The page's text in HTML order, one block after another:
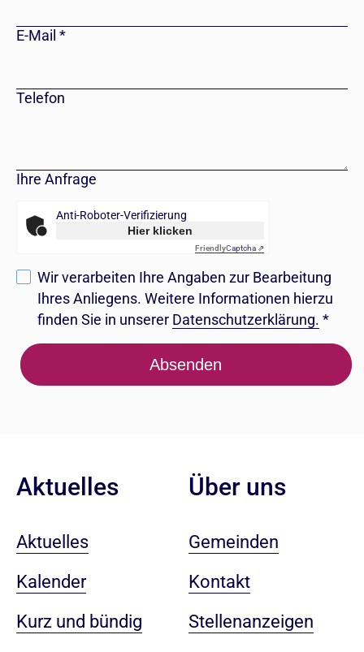
E-Mail *
Telefon
Ihre Anfrage
Anti-Roboter-Verifizierung
Hier klicken
FriendlyCaptcha ⇗
Wir verarbeiten Ihre Angaben zur Bearbeitung
Ihres Anliegens. Weitere Informationen hierzu
finden Sie in unserer Datenschutzerklärung. *
Absenden
Aktuelles
Aktuelles
Kalender
Kurz und bündig
Über uns
Gemeinden
Kontakt
Stellenanzeigen